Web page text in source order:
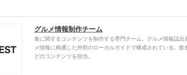
グルメ情報制作チーム
食に関するコンテンツを制作する専門チーム。グルメ情報誌
メ情報に精通した外部のローカルガイドで構成されている。
どのコンテンツを担当。